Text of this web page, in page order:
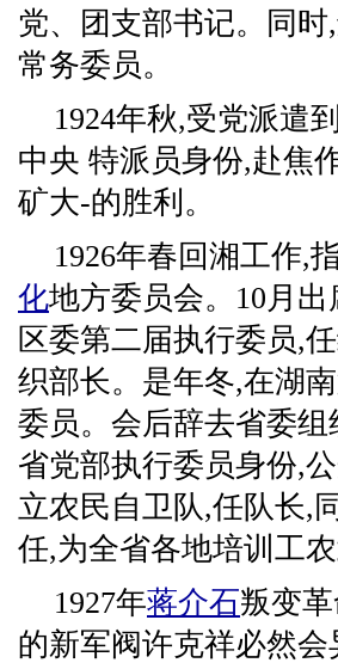
党、团支部书记。同
常务委员。
1924年秋,受党派遣
中央 特派员身份,赴焦
矿大-的胜利。
1926年春回湘工作,
化地方委员会。10月
区委第二届执行委员,
织部长。是年冬,在湖
委员。会后辞去省委
省党部执行委员身份,
立农民自卫队,任队长,
任,为全省各地培训工
1927年蒋介石叛变
的新军阀许克祥必然